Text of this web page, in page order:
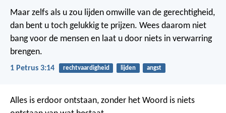
Maar zelfs als u zou lijden omwille van de gerechtigheid,
dan bent u toch gelukkig te prijzen. Wees daarom niet
bang voor de mensen en laat u door niets in verwarring
brengen.
1 Petrus 3:14 rechtvaardigheid lijden angst
Alles is erdoor ontstaan, zonder het Woord is niets